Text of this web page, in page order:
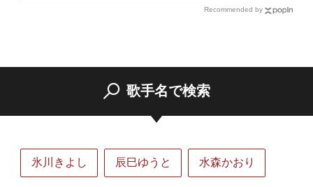
Recommended by
歌手名で検索
氷川きよし 辰巳ゆうと 水森かおり